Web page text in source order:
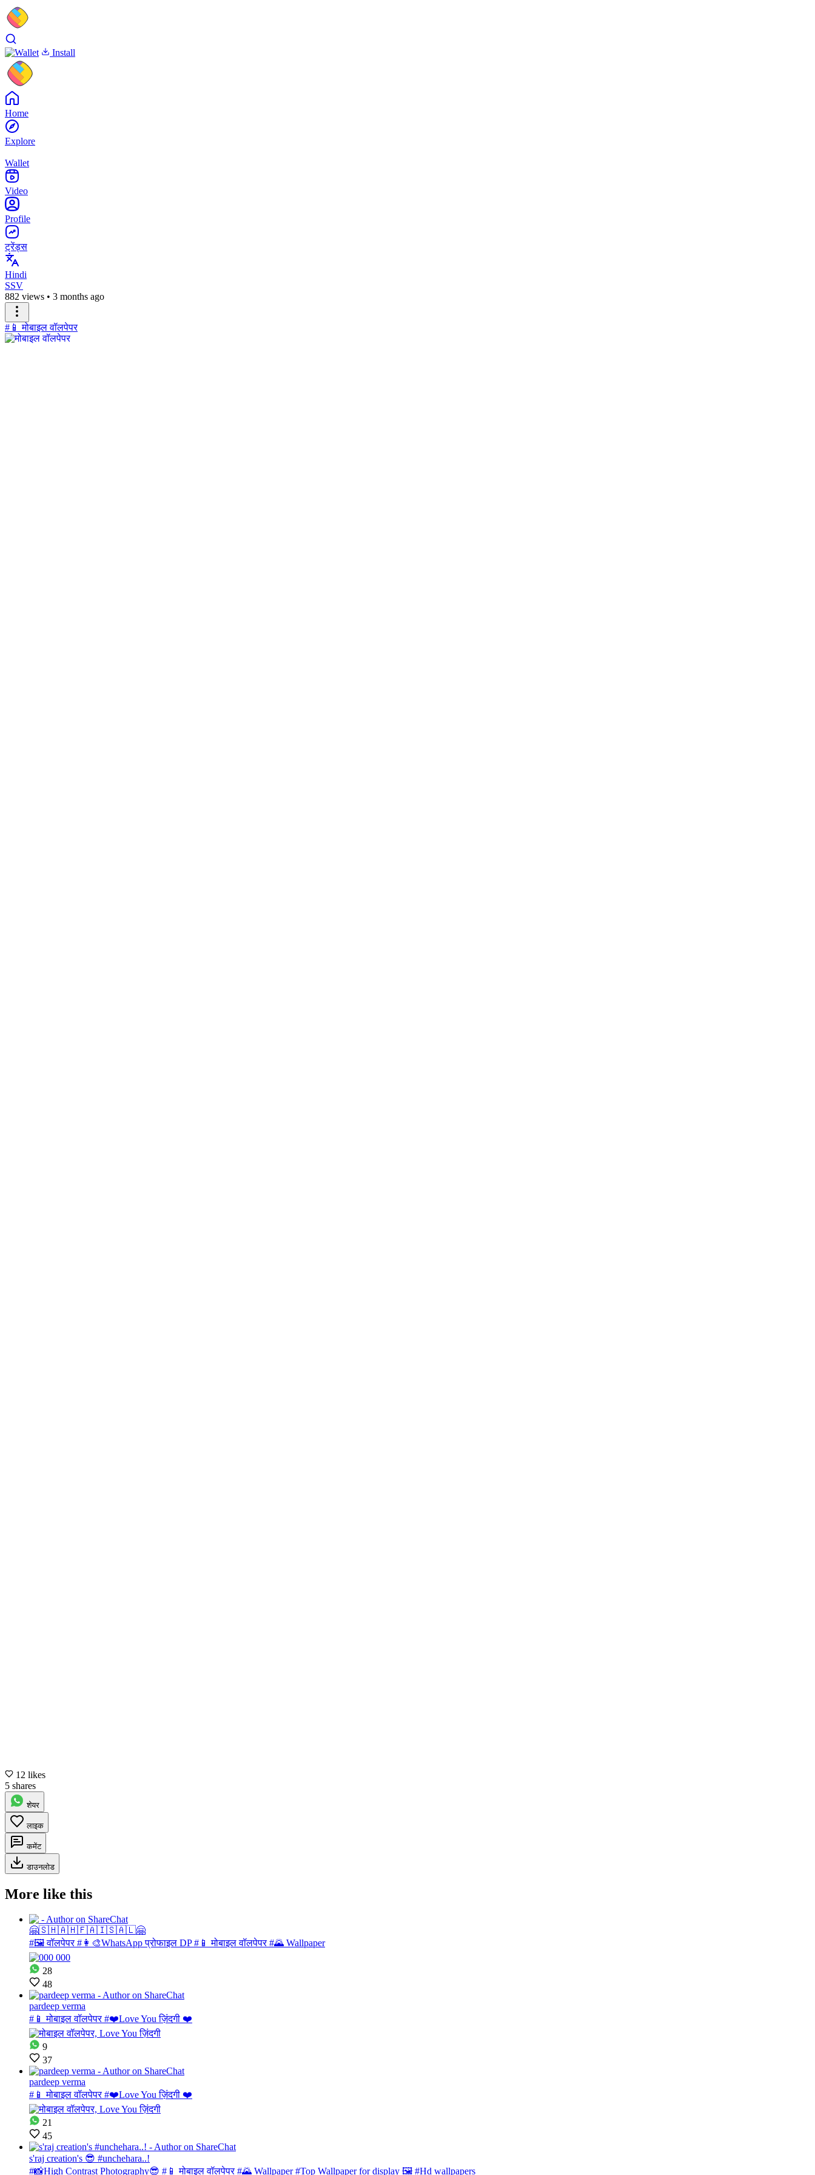
Install
Home
Explore
Wallet
Video
Profile
ट्रेंड्स
Hindi
SSV
882 views • 3 months ago
#📱 मोबाइल वॉलपेपर
12 likes
5 shares
शेयर
लाइक
कमेंट
डाउनलोड
More like this
🤗🇸‌🇭‌🇦‌🇭‌🇫‌🇦‌🇮‌🇸‌🇦‌🇱‌🤗
#🖼 वॉलपेपर #👩‍🎨WhatsApp प्रोफाइल DP #📱 मोबाइल वॉलपेपर #🌄 Wallpaper
28
48
pardeep verma
#📱 मोबाइल वॉलपेपर #❤️Love You ज़िंदगी ❤️
9
37
pardeep verma
#📱 मोबाइल वॉलपेपर #❤️Love You ज़िंदगी ❤️
21
45
s'raj creation's 😎 #unchehara..!
#📸High Contrast Photography😎 #📱 मोबाइल वॉलपेपर #🌄 Wallpaper #Top Wallpaper for display 🖼️ #Hd wallpapers